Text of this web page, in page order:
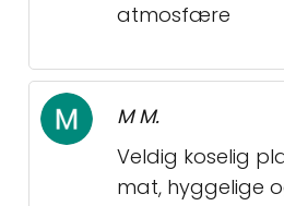
atmosfære
M M.
Veldig koselig
mat, hyggelige